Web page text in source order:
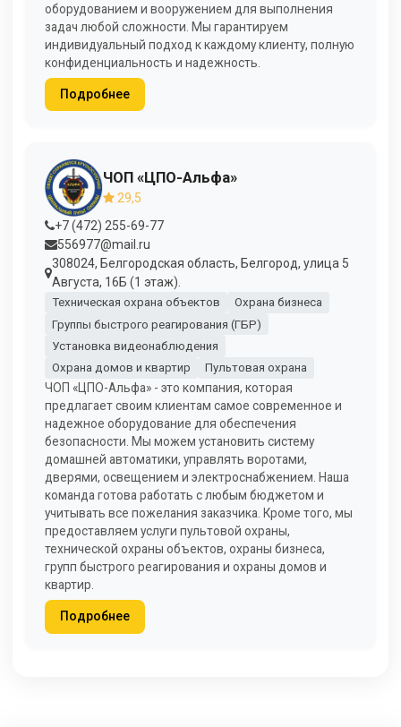
оборудованием и вооружением для выполнения
задач любой сложности. Мы гарантируем
индивидуальный подход к каждому клиенту, полную
конфиденциальность и надежность.
Подробнее
ЧОП «ЦПО-Альфа»
29,5
+7 (472) 255-69-77
556977@mail.ru
308024, Белгородская область, Белгород, улица 5
Августа, 16Б (1 этаж).
Техническая охрана объектов
Охрана бизнеса
Группы быстрого реагирования (ГБР)
Установка видеонаблюдения
Охрана домов и квартир
Пультовая охрана
ЧОП «ЦПО-Альфа» - это компания, которая
предлагает своим клиентам самое современное и
надежное оборудование для обеспечения
безопасности. Мы можем установить систему
домашней автоматики, управлять воротами,
дверями, освещением и электроснабжением. Наша
команда готова работать с любым бюджетом и
учитывать все пожелания заказчика. Кроме того, мы
предоставляем услуги пультовой охраны,
технической охраны объектов, охраны бизнеса,
групп быстрого реагирования и охраны домов и
квартир.
Подробнее